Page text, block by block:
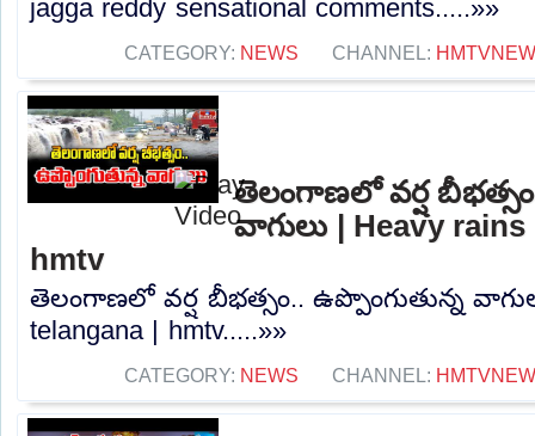
jagga reddy sensational comments.....»»
CATEGORY: NEWS CHANNEL:
తెలంగాణలో వర్ష
వాగులు | Heavy
hmtv
తెలంగాణలో వర్ష బీభత్సం.. ఉప్పొంగుతున్న
telangana | hmtv.....»»
CATEGORY: NEWS CHANNEL: